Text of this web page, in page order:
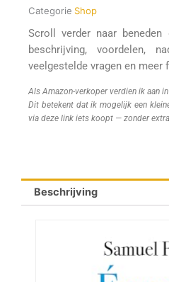
Categorie Shop
Scroll verder naar
beschrijving, voordelen,
veelgestelde vragen en meer
Als Amazon-verkoper verdien ik aan
Dit betekent dat ik mogelijk een
via deze link iets koopt — zonder
Beschrijving